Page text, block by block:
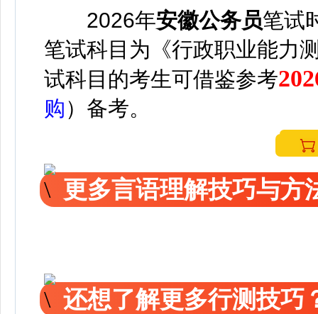
2026年安徽公务员笔试
笔试科目为《行政职业能力
试科目的考生可借鉴参考
购）备考。
更多言语理解技巧与方
还想了解更多行测技巧